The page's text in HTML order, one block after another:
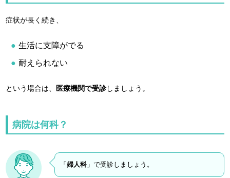
症状が長く続き、
生活に支障がでる
耐えられない
という場合は、 医療機関で受診しましょう。
病院は何科？
「婦人科」で受診しましょう。